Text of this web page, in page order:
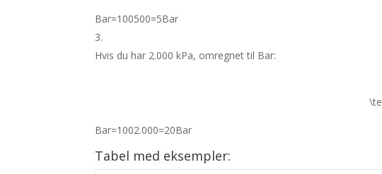
Bar=100500=5Bar
Hvis du har 2.000 kPa, omregnet til Bar:
Bar=1002.000=20Bar
Tabel med eksempler: